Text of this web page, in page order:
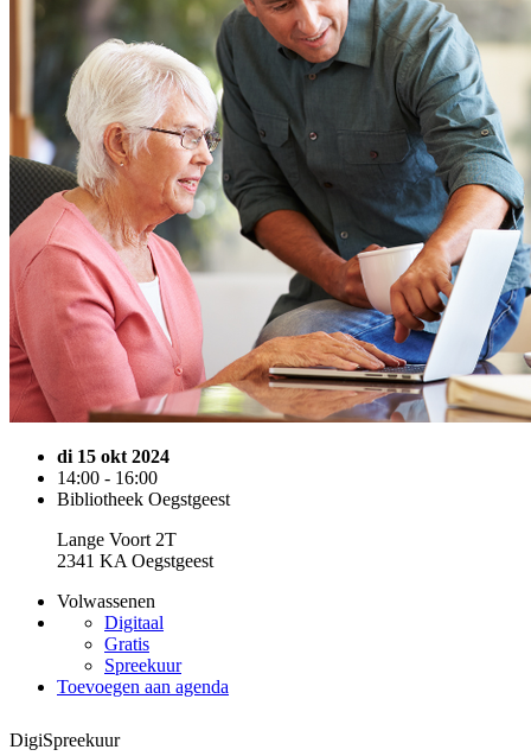
di 15 okt 2024
14:00 - 16:00
Bibliotheek Oegstgeest
Lange Voort 2T
2341 KA Oegstgeest
Volwassenen
Digitaal
Gratis
Spreekuur
Toevoegen aan agenda
DigiSpreekuur